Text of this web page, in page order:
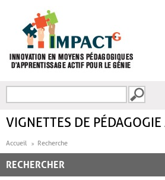
FORMULAIRE DE
VIGNETTES DE
Accueil Recherche
RECHERCHER